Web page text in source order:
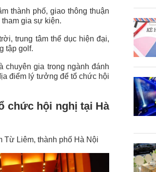
thành phố, giao thông thuận
gia sự kiện.
trung tâm thể dục hiện đại,
tập golf.
chuyên gia trong ngành đánh
điểm lý tưởng để tổ chức hội
chức hội nghị tại Hà
Liêm, thành phố Hà Nội